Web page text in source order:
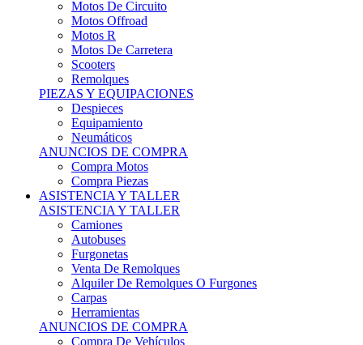
Motos R
Motos De Carretera
Scooters
Remolques
PIEZAS Y EQUIPACIONES
Despieces
Equipamiento
Neumáticos
ANUNCIOS DE COMPRA
Compra Motos
Compra Piezas
ASISTENCIA Y TALLER
ASISTENCIA Y TALLER
Camiones
Autobuses
Furgonetas
Venta De Remolques
Alquiler De Remolques O Furgones
Carpas
Herramientas
ANUNCIOS DE COMPRA
Compra De Vehículos
Compra De Herramientas